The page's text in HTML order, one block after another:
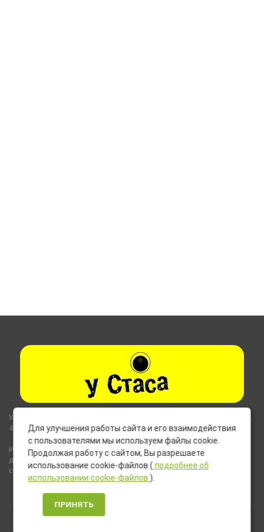
Указанные на сайте цены не являются публичной офертой (ст.435,
437 ГК РФ).
Используемые на сайте изображения товаров могут включать
дополнительное оборудование и компоненты, не входящие в
стандартную комплектацию товара.
Для улучшения работы сайта и его взаимодействия
с пользователями мы используем файлы cookie.
Продолжая работу с сайтом, Вы разрешаете
использование cookie-файлов ( подробнее об
использовании cookie-файлов ).
ПРИНЯТЬ